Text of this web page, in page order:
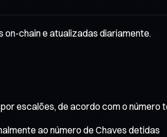
chain e atualizadas diariamente.
escalões, de acordo com o número
ao número de Chaves detidas